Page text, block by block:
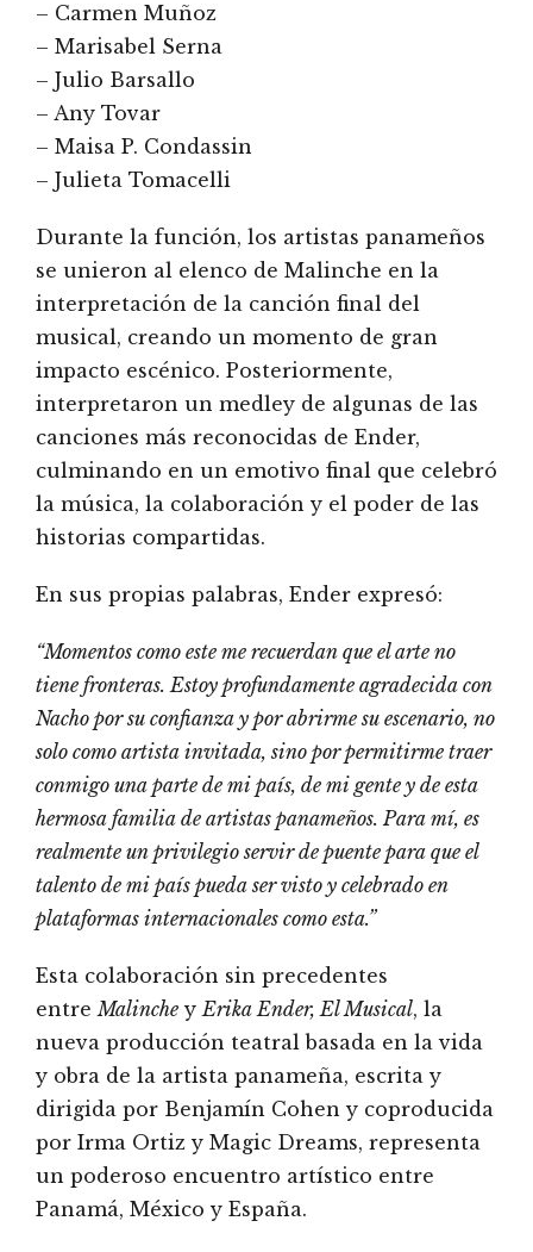
– Carmen Muñoz
– Marisabel Serna
– Julio Barsallo
– Any Tovar
– Maisa P. Condassin
– Julieta Tomacelli
Durante la función, los artistas panameños
se unieron al elenco de Malinche en la
interpretación de la canción final del
musical, creando un momento de gran
impacto escénico. Posteriormente,
interpretaron un medley de algunas de las
canciones más reconocidas de Ender,
culminando en un emotivo final que celebró
la música, la colaboración y el poder de las
historias compartidas.
En sus propias palabras, Ender expresó:
“Momentos como este me recuerdan que el arte no
tiene fronteras. Estoy profundamente agradecida con
Nacho por su confianza y por abrirme su escenario, no
solo como artista invitada, sino por permitirme traer
conmigo una parte de mi país, de mi gente y de esta
hermosa familia de artistas panameños. Para mí, es
realmente un privilegio servir de puente para que el
talento de mi país pueda ser visto y celebrado en
plataformas internacionales como esta.”
Esta colaboración sin precedentes
entreMalinche yErika Ender, El Musical, la
nueva producción teatral basada en la vida
y obra de la artista panameña, escrita y
dirigida por Benjamín Cohen y coproducida
por Irma Ortiz y Magic Dreams, representa
un poderoso encuentro artístico entre
Panamá, México y España.